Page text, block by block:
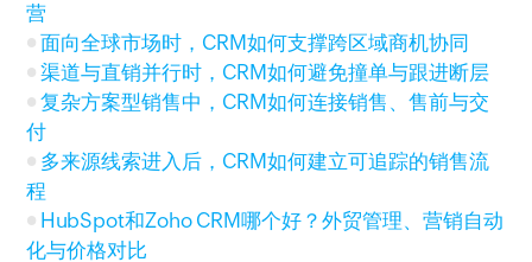
营
面向全球市场时，CRM如何支撑跨区域商机协同
渠道与直销并行时，CRM如何避免撞单与跟进断层
复杂方案型销售中，CRM如何连接销售、售前与交
付
多来源线索进入后，CRM如何建立可追踪的销售流
程
HubSpot和Zoho CRM哪个好？外贸管理、营销自动
化与价格对比